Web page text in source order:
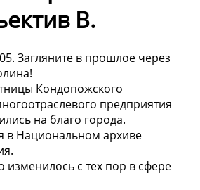
В.
Загляните в прошлое через
Кондопожского
предприятия
на благо города.
в Национальном архиве
изменилось с тех пор в сфере